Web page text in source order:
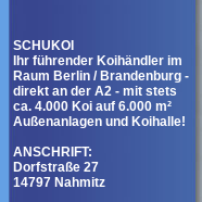
SCHUKOI
Ihr führender Koihändler im
Raum Berlin / Brandenburg -
direkt an der A2 - mit stets
ca. 4.000 Koi auf 6.000 m²
Außenanlagen und Koihalle!
ANSCHRIFT:
Dorfstraße 27
14797 Nahmitz